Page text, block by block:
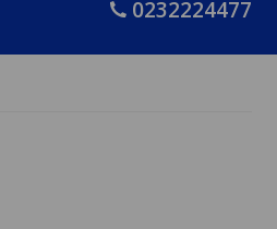
0232224477